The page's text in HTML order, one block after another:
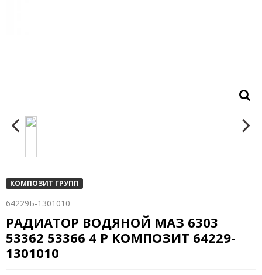
КОМПОЗИТ ГРУПП
64229Б-1301010
РАДИАТОР ВОДЯНОЙ МАЗ 6303
53362 53366 4 Р КОМПОЗИТ 64229-
1301010